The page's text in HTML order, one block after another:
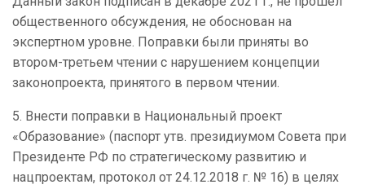
общественного обсуждения, не обоснован на
экспертном уровне. Поправки были приняты во
втором-третьем чтении с нарушением концепции
законопроекта, принятого в первом чтении.
5. Внести поправки в Национальный проект
«Образование» (паспорт утв. президиумом Совета при
Президенте РФ по стратегическому развитию и
нацпроектам, протокол от 24.12.2018 г. № 16) в целях